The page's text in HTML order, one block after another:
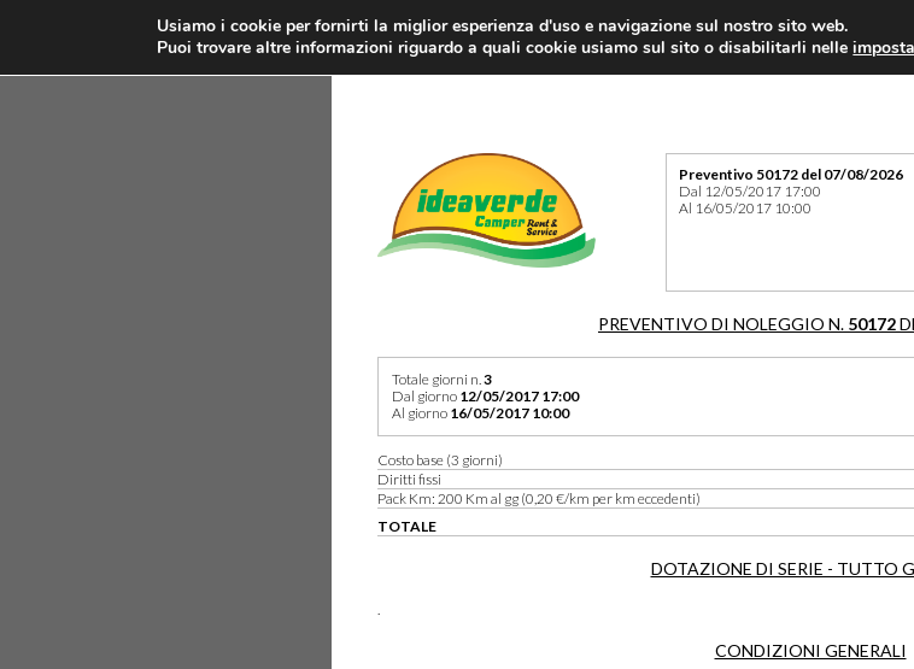
Preventivo 50172 del 07/08/2026
Dal 12/05/2017 17:00
Al 16/05/2017 10:00
PREVENTIVO DI NOLEGGIO N. 50172
Totale giorni n.3
Dal giorno 12/05/2017 17:00
Al giorno 16/05/2017 10:00
Costo base (3 giorni)
Diritti fissi
Pack Km: 200 Km al gg (0,20 €/km per km eccedenti)
TOTALE
DOTAZIONE DI SERIE - TUTTO
.
CONDIZIONI GENERALI
Usiamo i cookie per fornirti la miglior esperienza d'uso e navigazione sul nostro sito web.
Puoi trovare altre informazioni riguardo a quali cookie usiamo sul sito o disabilitarli nelle